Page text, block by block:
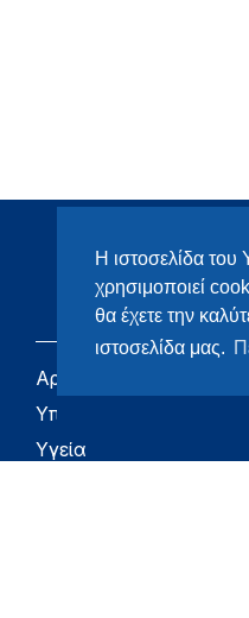
Η ιστοσελίδα του
χρησιμοποιεί
θα έχετε την
ιστοσελίδα μας.
Αρχική
Υπουργείο
Υγεία